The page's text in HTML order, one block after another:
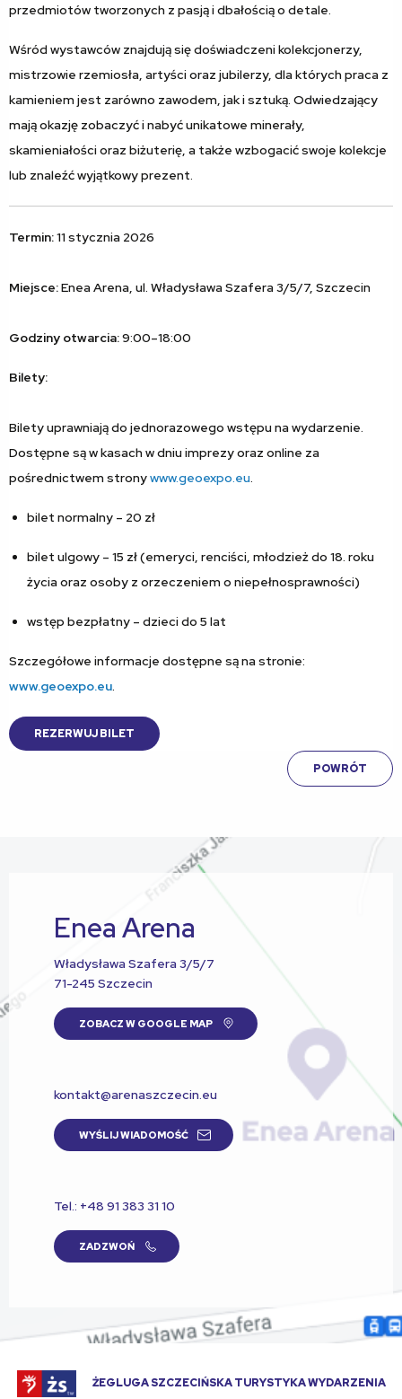
przedmiotów tworzonych z pasją i dbałością o detale.
Wśród wystawców znajdują się doświadczeni kolekcjonerzy,
mistrzowie rzemiosła, artyści oraz jubilerzy, dla których praca z
kamieniem jest zarówno zawodem, jak i sztuką. Odwiedzający
mają okazję zobaczyć i nabyć unikatowe minerały,
skamieniałości oraz biżuterię, a także wzbogacić swoje kolekcje
lub znaleźć wyjątkowy prezent.
Termin:11 stycznia 2026
Miejsce:Enea Arena, ul. Władysława Szafera 3/5/7, Szczecin
Godziny otwarcia:9:00–18:00
Bilety:
Bilety uprawniają do jednorazowego wstępu na wydarzenie.
Dostępne są w kasach w dniu imprezy oraz online za
pośrednictwem stronywww.geoexpo.eu.
bilet normalny – 20 zł
bilet ulgowy – 15 zł (emeryci, renciści, młodzież do 18. roku
życia oraz osoby z orzeczeniem o niepełnosprawności)
wstęp bezpłatny – dzieci do 5 lat
Szczegółowe informacje dostępne są na stronie:
www.geoexpo.eu.
REZERWUJ BILET
POWRÓT
Enea Arena
Władysława Szafera 3/5/7
71-245 Szczecin
ZOBACZ W GOOGLE MAP
kontakt@arenaszczecin.eu
WYŚLIJ WIADOMOŚĆ
Tel.: +48 91 383 31 10
ZADZWOŃ
ŻEGLUGA SZCZECIŃSKA TURYSTYKA WYDARZENIA